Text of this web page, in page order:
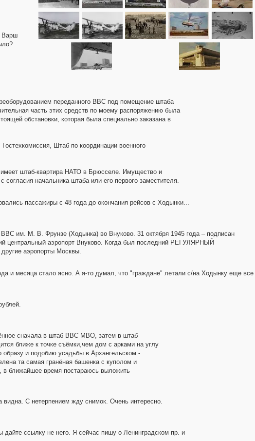
Варш
переданного ВВС под помещение штаба
часть этих средств по моему распоряжению была
обстановки, которая была специально заказана в
Штаб по координации военного
имеет штаб-квартира НАТО в Брюсселе. Имущество и
начальника штаба или его первого заместителя.
пассажиры с 48 года до окончания рейсов с Ходынки...
им. М. В. Фрунзе (Ходынка) во Внуково. 31 октября 1945 года – подписан
центральный аэропорт Внуково. Когда был последний РЕГУЛЯРНЫЙ
аэропорты Москвы.
и месяца стало ясно. А я-то думал, что "граждане" летали с/на Ходынку еще все
сначала в штаб ВВС МВО, затем в штаб
ближе к точке съёмки,чем дом с арками на углу
и подобию усадьбы в Архангельском -
та самая гранёная башенка с куполом и
в ближайшее время постараюсь выложить
С нетерпением жду снимок. Очень интересно.
ссылку не него. Я сейчас пишу о Ленинградском пр. и